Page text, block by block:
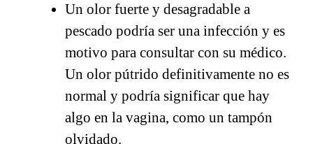
Un olor fuerte y desagradable a
pescado podría ser una infección y es
motivo para consultar con su médico.
Un olor pútrido definitivamente no es
normal y podría significar que hay
algo en la vagina, como un tampón
olvidado.